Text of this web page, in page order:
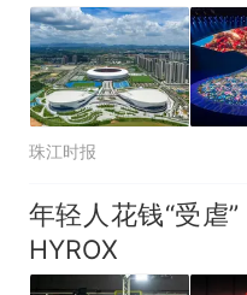
珠江时报
年轻人花钱“受虐
HYROX